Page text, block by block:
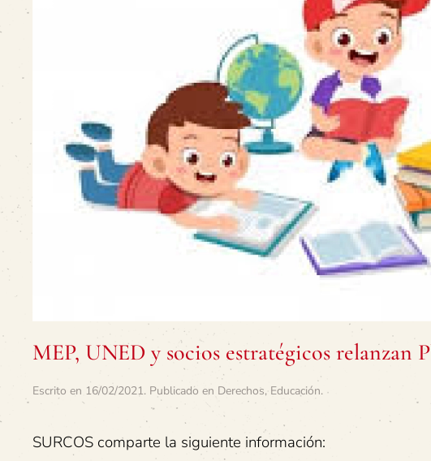
MEP, UNED y socios estratégicos
Escrito en 16/02/2021. Publicado en Derechos, Educación.
SURCOS comparte la siguiente información: